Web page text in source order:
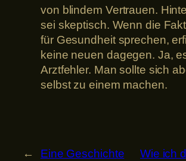
von blindem Vertrauen.
sei skeptisch. Wenn die
für Gesundheit sprechen,
keine neuen dagegen. Ja,
Arztfehler. Man sollte sich
selbst zu einem machen.
←
Eine Geschichte
Wie ich